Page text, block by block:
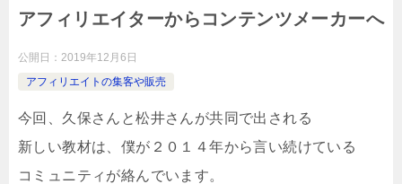
アフィリエイターからコンテンツメーカーへ
公開日： 2019年12月6日
アフィリエイトの集客や販売
今回、久保さんと松井さんが共同で出される
新しい教材は、僕が２０１４年から言い続けている
コミュニティが絡んでいます。